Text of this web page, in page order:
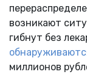
возникают
гибнут без
миллионов